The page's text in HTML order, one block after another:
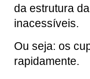
da estrutura
inacessíveis.
Ou seja: os
rapidamente.